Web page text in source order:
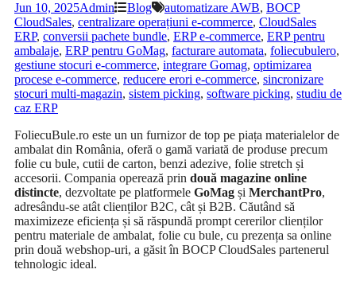
Jun 10, 2025Admin Blog automatizare AWB, BOCP
CloudSales, centralizare operațiuni e-commerce, CloudSales
ERP, conversii pachete bundle, ERP e-commerce, ERP pentru
ambalaje, ERP pentru GoMag, facturare automata, foliecubulero,
gestiune stocuri e-commerce, integrare Gomag, optimizarea
procese e-commerce, reducere erori e-commerce, sincronizare
stocuri multi-magazin, sistem picking, software picking, studiu de
caz ERP
FoliecuBule.ro este un un furnizor de top pe piața materialelor de
ambalat din România, oferă o gamă variată de produse precum
folie cu bule, cutii de carton, benzi adezive, folie stretch și
accesorii. Compania operează prin două magazine online
distincte, dezvoltate pe platformele GoMag și MerchantPro,
adresându-se atât clienților B2C, cât și B2B. Căutând să
maximizeze eficiența și să răspundă prompt cererilor clienților
pentru materiale de ambalat, folie cu bule, cu prezența sa online
prin două webshop-uri, a găsit în BOCP CloudSales partenerul
tehnologic ideal.